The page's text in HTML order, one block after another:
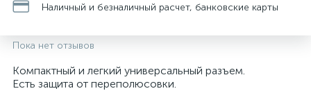
Наличный и безналичный расчет, банковские карты
Пока нет отзывов
Компактный и легкий универсальный разъем.
Есть защита от переполюсовки.